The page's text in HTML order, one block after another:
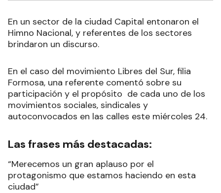
En un sector de la ciudad Capital entonaron el
Himno Nacional, y referentes de los sectores
brindaron un discurso.
En el caso del movimiento Libres del Sur, filia
Formosa, una referente comentó sobre su
participación y el propósito de cada uno de los
movimientos sociales, sindicales y
autoconvocados en las calles este miércoles 24.
Las frases más destacadas:
“Merecemos un gran aplauso por el
protagonismo que estamos haciendo en esta
ciudad”